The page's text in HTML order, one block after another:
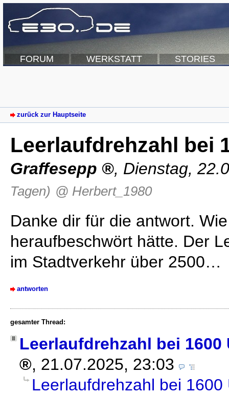
FORUM WERKSTATT STORIES
zurück zur Hauptseite
Leerlaufdrehzahl bei
Graffesepp , Dienstag,
Tagen) @ Herbert_1980
Danke dir für die antwort.
heraufbeschwört hätte. Der
im Stadtverkehr über 2500…
antworten
gesamter Thread:
Leerlaufdrehzahl bei 1600
, 21.07.2025, 23:03
Leerlaufdrehzahl bei